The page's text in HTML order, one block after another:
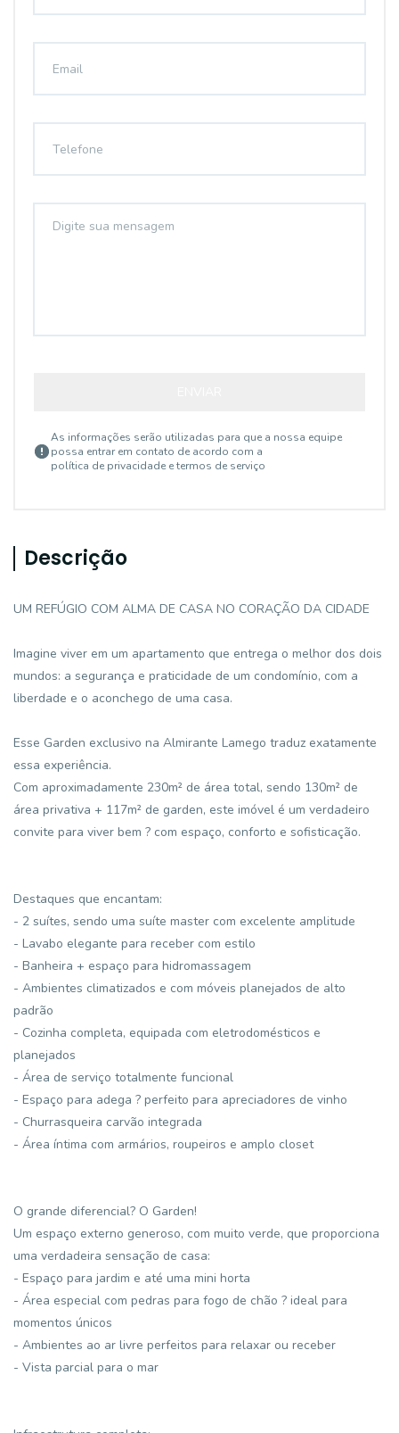
As informações serão utilizadas para que a nossa equipe
possa entrar em contato de acordo com a
política de privacidade e termos de serviço
Descrição
UM REFÚGIO COM ALMA DE CASA NO CORAÇÃO DA CIDADE
Imagine viver em um apartamento que entrega o melhor dos dois
mundos: a segurança e praticidade de um condomínio, com a
liberdade e o aconchego de uma casa.
Esse Garden exclusivo na Almirante Lamego traduz exatamente
essa experiência.
Com aproximadamente 230m² de área total, sendo 130m² de
área privativa + 117m² de garden, este imóvel é um verdadeiro
convite para viver bem ? com espaço, conforto e sofisticação.
Destaques que encantam:
- 2 suítes, sendo uma suíte master com excelente amplitude
- Lavabo elegante para receber com estilo
- Banheira + espaço para hidromassagem
- Ambientes climatizados e com móveis planejados de alto
padrão
- Cozinha completa, equipada com eletrodomésticos e
planejados
- Área de serviço totalmente funcional
- Espaço para adega ? perfeito para apreciadores de vinho
- Churrasqueira carvão integrada
- Área íntima com armários, roupeiros e amplo closet
O grande diferencial? O Garden!
Um espaço externo generoso, com muito verde, que proporciona
uma verdadeira sensação de casa:
- Espaço para jardim e até uma mini horta
- Área especial com pedras para fogo de chão ? ideal para
momentos únicos
- Ambientes ao ar livre perfeitos para relaxar ou receber
- Vista parcial para o mar